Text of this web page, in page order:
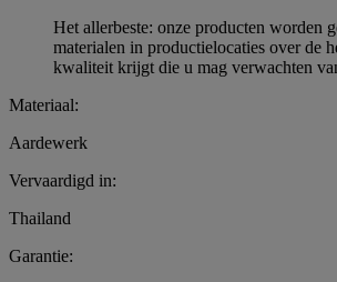
Het allerbeste: onze producten worden
materialen in productielocaties over de
kwaliteit krijgt die u mag verwachten
Materiaal:
Aardewerk
Vervaardigd in:
Thailand
Garantie: